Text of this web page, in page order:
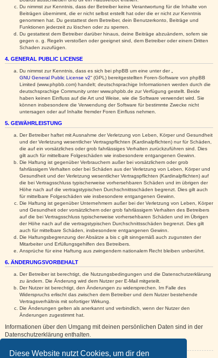
Diese Website nutzt Cookies, um dir den
Du nimmst zur Kenntnis, dass der Betreiber keine Verantwortung für die Inhalte von
Beiträgen übernimmt, die er nicht selbst erstellt hat oder die er nicht zur Kenntnis
genommen hat. Du gestattest dem Betreiber, dein Benutzerkonto, Beiträge und
Funktionen jederzeit zu löschen oder zu sperren.
Du gestattest dem Betreiber darüber hinaus, deine Beiträge abzuändern, sofern sie
gegen o. g. Regeln verstoßen oder geeignet sind, dem Betreiber oder einem Dritten
Schaden zuzufügen.
4. GENERAL PUBLIC LICENSE
Du nimmst zur Kenntnis, dass es sich bei phpBB um eine unter der „
GNU General Public License v2“ (GPL) bereitgestellten Foren-Software von phpBB
Limited (www.phpbb.com) handelt; deutschsprachige Informationen werden durch die
deutschsprachige Community unter www.phpbb.de zur Verfügung gestellt. Beide
haben keinen Einfluss auf die Art und Weise, wie die Software verwendet wird. Sie
können insbesondere die Verwendung der Software für bestimmte Zwecke nicht
untersagen oder auf Inhalte fremder Foren Einfluss nehmen.
5. GEWÄHRLEISTUNG
Der Betreiber haftet mit Ausnahme der Verletzung von Leben, Körper und Gesundheit
und der Verletzung wesentlicher Vertragspflichten (Kardinalpflichten) nur für Schäden,
die auf ein vorsätzliches oder grob fahrlässiges Verhalten zurückzuführen sind. Dies
gilt auch für mittelbare Folgeschäden wie insbesondere entgangenen Gewinn.
Die Haftung ist gegenüber Verbrauchern außer bei vorsätzlichem oder grob
fahrlässigem Verhalten oder bei Schäden aus der Verletzung von Leben, Körper und
Gesundheit und der Verletzung wesentlicher Vertragspflichten (Kardinalpflichten) auf
die bei Vertragsschluss typischerweise vorhersehbaren Schäden und im übrigen der
Höhe nach auf die vertragstypischen Durchschnittsschäden begrenzt. Dies gilt auch
für mittelbare Folgeschäden wie insbesondere entgangenen Gewinn.
Die Haftung ist gegenüber Unternehmern außer bei der Verletzung von Leben, Körper
und Gesundheit oder vorsätzlichem oder grob fahrlässigem Verhalten des Betreibers
auf die bei Vertragsschluss typischerweise vorhersehbaren Schäden und im Übrigen
der Höhe nach auf die vertragstypischen Durchschnittsschäden begrenzt. Dies gilt
auch für mittelbare Schäden, insbesondere entgangenen Gewinn.
Die Haftungsbegrenzung der Absätze a bis c gilt sinngemäß auch zugunsten der
Mitarbeiter und Erfüllungsgehilfen des Betreibers.
Ansprüche für eine Haftung aus zwingendem nationalem Recht bleiben unberührt.
6. ÄNDERUNGSVORBEHALT
Der Betreiber ist berechtigt, die Nutzungsbedingungen und die Datenschutzerklärung
zu ändern. Die Änderung wird dem Nutzer per E-Mail mitgeteilt.
Der Nutzer ist berechtigt, den Änderungen zu widersprechen. Im Falle des
Widerspruchs erlischt das zwischen dem Betreiber und dem Nutzer bestehende
Vertragsverhältnis mit sofortiger Wirkung.
Die Änderungen gelten als anerkannt und verbindlich, wenn der Nutzer den
Änderungen zugestimmt hat.
Informationen über den Umgang mit deinen persönlichen Daten sind in der
Datenschutzerklärung enthalten.